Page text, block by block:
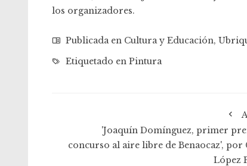
los organizadores.
Publicada en Cultura y Educación,
Etiquetado en Pintura
'Joaquín Domínguez, primer
concurso al aire libre de Benaocaz', por
López